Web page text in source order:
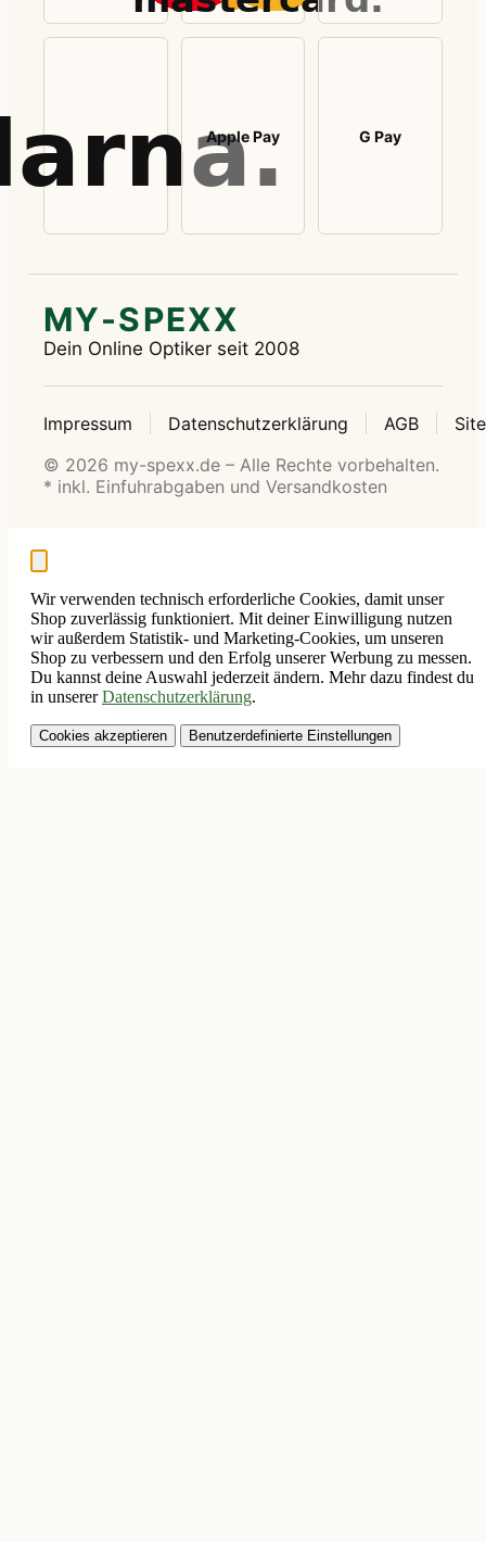
Apple Pay G Pay
MY-SPEXX
Dein Online Optiker seit 2008
Impressum Datenschutzerklärung AGB
© 2026 my-spexx.de – Alle Rechte vorbehalten.
* inkl. Einfuhrabgaben und Versandkosten
Wir verwenden technisch erforderliche Cookies, damit unser
Shop zuverlässig funktioniert. Mit deiner Einwilligung nutzen
wir außerdem Statistik- und Marketing-Cookies, um unseren
Shop zu verbessern und den Erfolg unserer Werbung zu messen.
Du kannst deine Auswahl jederzeit ändern. Mehr dazu findest du
in unsererDatenschutzerklärung.
Cookies akzeptieren Benutzerdefinierte Einstellungen